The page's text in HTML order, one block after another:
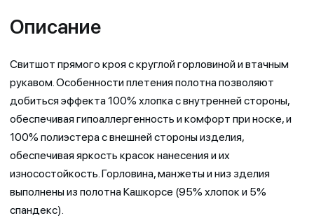
Описание
Свитшот прямого кроя с круглой горловиной и втачным
рукавом. Особенности плетения полотна позволяют
добиться эффекта 100% хлопка с внутренней стороны,
обеспечивая гипоаллергенность и комфорт при носке, и
100% полиэстера с внешней стороны изделия,
обеспечивая яркость красок нанесения и их
износостойкость. Горловина, манжеты и низ зделия
выполнены из полотна Кашкорсе (95% хлопок и 5%
спандекс).